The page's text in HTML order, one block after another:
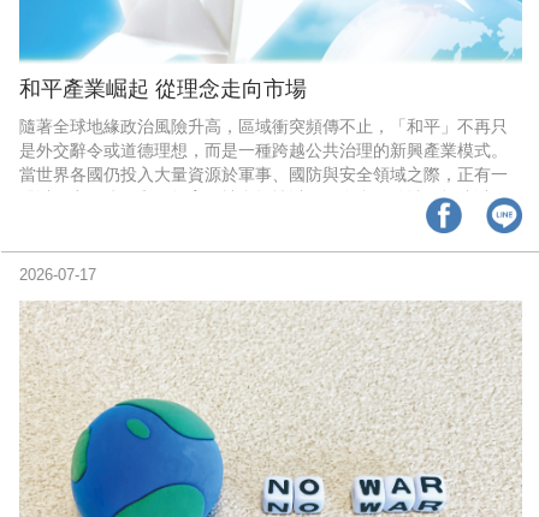
和平產業崛起 從理念走向市場
隨著全球地緣政治風險升高，區域衝突頻傳不止，「和平」不再只
是外交辭令或道德理想，而是一種跨越公共治理的新興產業模式。
當世界各國仍投入大量資源於軍事、國防與安全領域之際，正有一
股以衝突預防、和平教育、社會韌性以及國際合作跨域，打造以
2026-07-17